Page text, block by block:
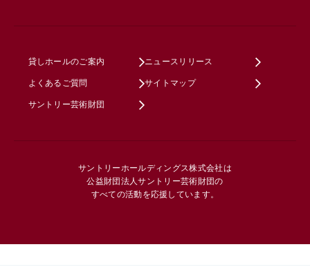
貸しホールのご案内 ニュースリリース
よくあるご質問 サイトマップ
サントリー芸術財団
サントリーホールディングス株式会社は
公益財団法人サントリー芸術財団の
すべての活動を応援しています。